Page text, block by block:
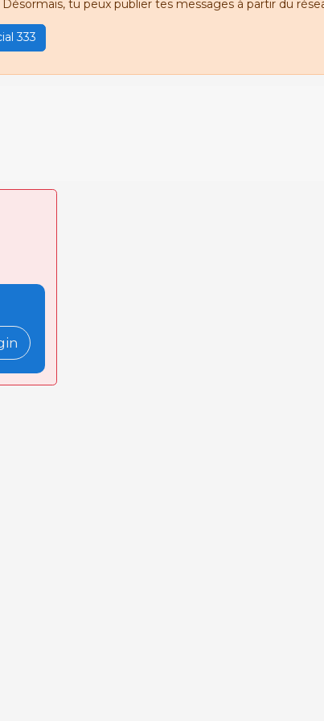
tu peux publier tes messages à partir du
333